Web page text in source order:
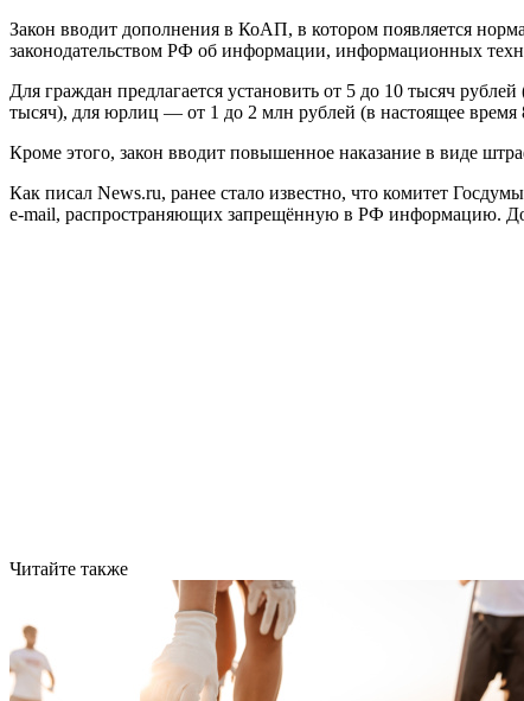
Закон вводит дополнения в КоАП, в котором появляется
законодательством РФ об информации, информационных
Для граждан предлагается установить от 5 до 10 тысяч
тысяч), для юрлиц — от 1 до 2 млн рублей (в настоящее
Кроме этого, закон вводит повышенное наказание в виде
Как писал News.ru, ранее стало известно, что комитет
e-mail, распространяющих запрещённую в РФ информацию.
Читайте также